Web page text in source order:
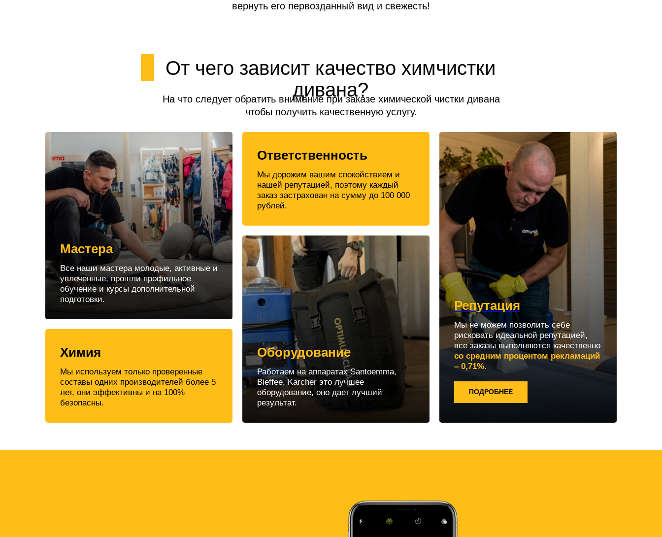
вернуть его первозданный вид и свежесть!
От чего зависит качество химчистки
дивана?
На что следует обратить внимание при заказе химической чистки дивана
чтобы получить качественную услугу.
Мастера
Все наши мастера молодые, активные и
увлеченные, прошли профильное
обучение и курсы дополнительной
подготовки.
Химия
Мы используем только проверенные
составы одних производителей более 5
лет, они эффективны и на 100%
безопасны.
Ответственность
Мы дорожим вашим спокойствием и
нашей репутацией, поэтому каждый
заказ застрахован на сумму до 100 000
рублей.
Оборудование
Работаем на аппаратах Santoemma,
Bieffee, Karcher это лучшее
оборудование, оно дает лучший
результат.
Репутация
Мы не можем позволить себе
рисковать идеальной репутацией,
все заказы выполняются качественно
со средним процентом рекламаций
– 0,71%.
ПОДРОБНЕЕ